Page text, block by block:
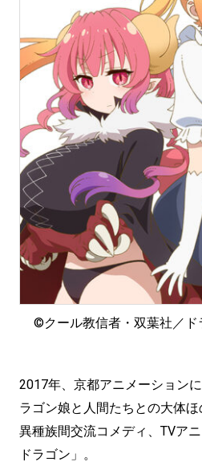
©クール教信者・双葉社／ド
2017年、京都アニメーション
ラゴン娘と人間たちとの大体
異種族間交流コメディ、TVア
ドラゴン」。